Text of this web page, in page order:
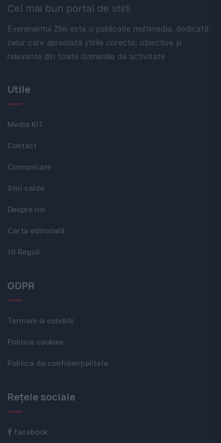
Cel mai bun portal de stiri!
Evenimentul Zilei este o publicație multimedia, dedicată
celor care apreciază știrile corecte, obiective și
relevante din toate domeniile de activitate
Utile
Media KIT
Contact
Comunicate
Stiri calde
Despre noi
Carta editorială
10 Reguli
GDPR
Termeni si conditii
Politica cookies
Politica de confidențialitate
Rețele sociale
facebook